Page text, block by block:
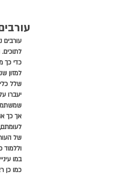
עורבים
כדי כך
למזון
שלל
יעברו
אך כך
של
וללמוד
במו
כמו כן